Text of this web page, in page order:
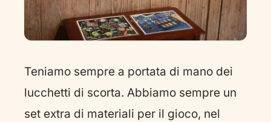
Teniamo sempre a portata di mano dei
lucchetti di scorta. Abbiamo sempre un
set extra di materiali per il gioco, nel